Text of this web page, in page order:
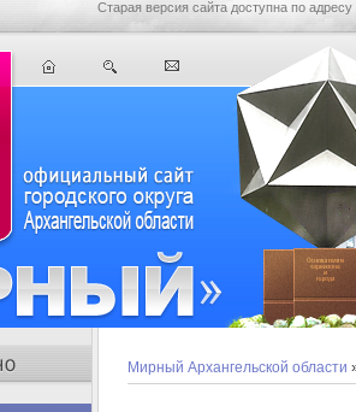
Старая версия сайта доступна по адресу
Мирный Архангельской области